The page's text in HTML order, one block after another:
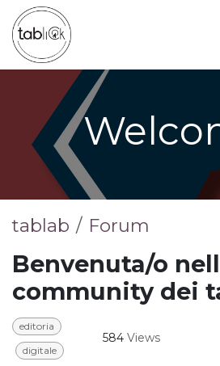
Skip to Content
tablab Forum
Benvenuta/o
community dei
editoria
digitale
584 Views